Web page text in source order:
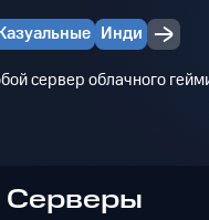
Инди
сервер облачного
Серверы